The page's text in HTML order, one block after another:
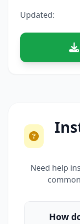
Updated:
Need help
How